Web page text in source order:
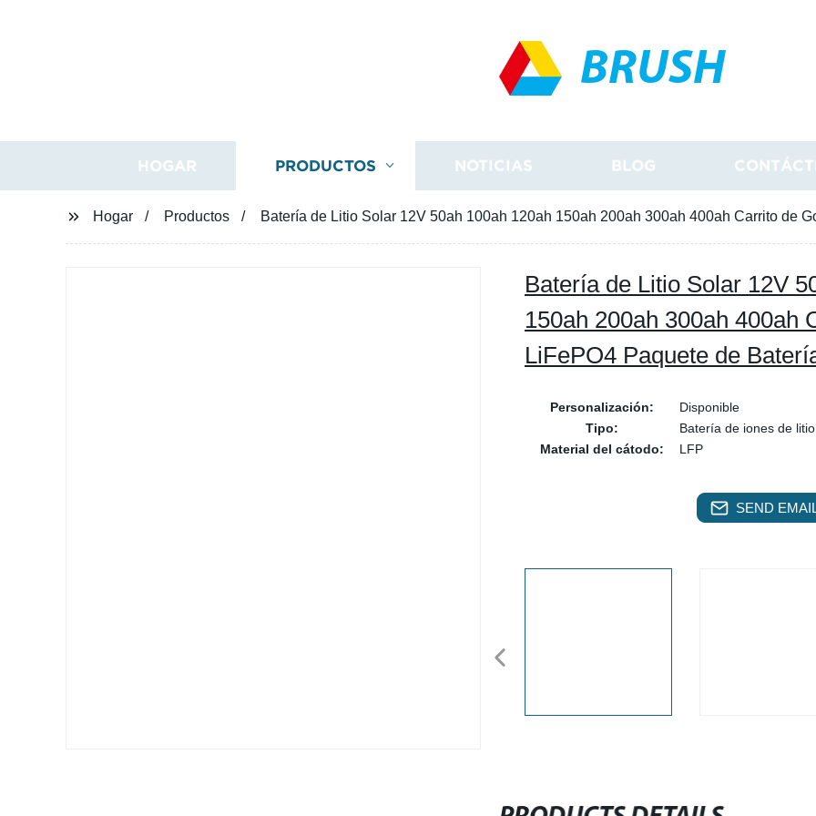
BRUSH
HOGAR PRODUCTOS NOTICIAS BLOG
Hogar Productos Batería de Litio Solar 12V 50ah 100ah 120ah 150ah 200ah 300ah 400ah Carrito de
Batería de Litio Solar 12V
150ah 200ah 300ah 400ah
LiFePO4 Paquete de
Personalización:
Disponible
Tipo:
Batería de iones de litio
Material del cátodo:
LFP
SEND